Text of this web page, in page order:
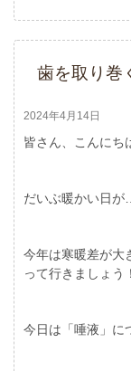
歯を取り巻
2024年4月14日
皆さん、こんにち
だいぶ暖かい日が
今年は寒暖差が大
って行きましょう！
今日は「唾液」に